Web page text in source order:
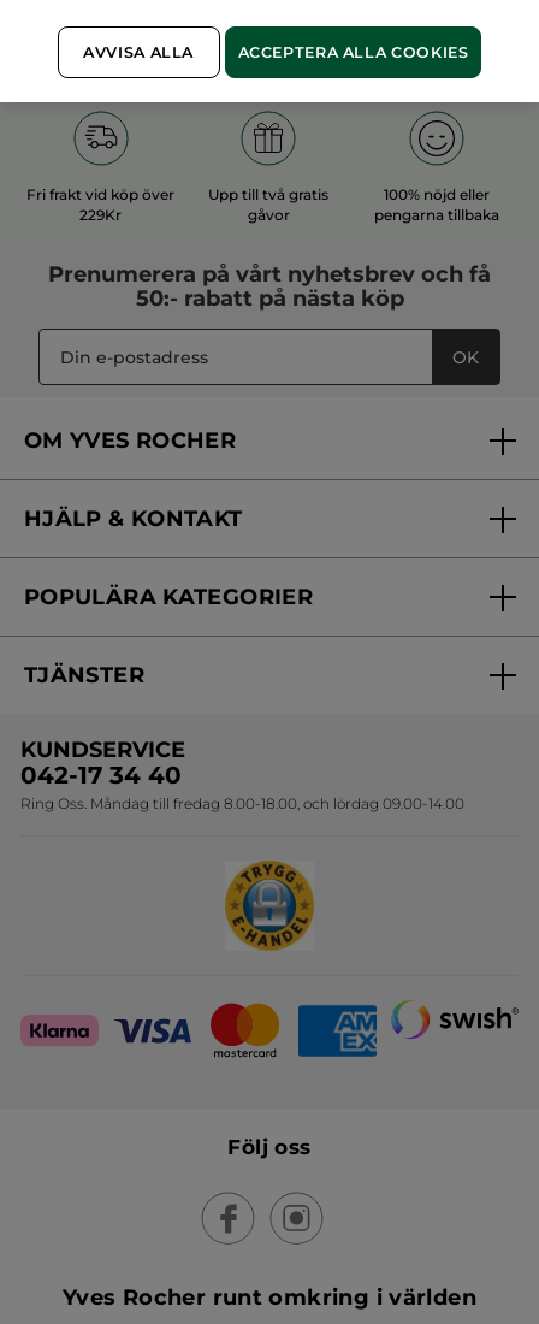
Fri frakt vid köp över
229Kr
Upp till två gratis
gåvor
100% nöjd eller
pengarna tillbaka
Prenumerera på vårt nyhetsbrev och få
50:- rabatt på nästa köp
OK
OM YVES ROCHER
Vårt engagemang
Skönhetstips
HJÄLP & KONTAKT
Kontakta oss
Online prislista
POPULÄRA KATEGORIER
Erbjudanden
Travelsize
Sets
TJÄNSTER
Onlineprislista för postorder
KUNDSERVICE
042-17 34 40
Ring Oss. Måndag till fredag 8.00-18.00, och lördag 09.00-14.00
Följ oss
Yves Rocher runt omkring i världen
AVVISA ALLA ACCEPTERA ALLA COOKIES